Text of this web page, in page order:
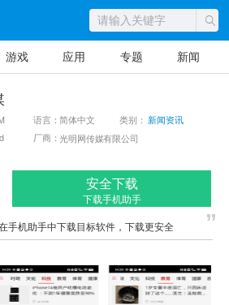
游戏 应用 专题 新闻
语言：简体中文 类别： 新闻资讯
厂商： 光明网传媒有限公司
安全下载
下载手机助手
手机助手中下载目标软件，下载更安全